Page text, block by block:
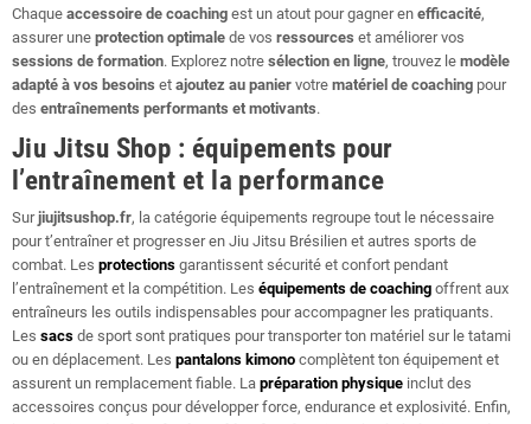
Chaque accessoire de coaching est un atout pour gagner en efficacité,
assurer une protection optimale de vos ressources et améliorer vos
sessions de formation. Explorez notre sélection en ligne, trouvez le modèle
adapté à vos besoins et ajoutez au panier votre matériel de coaching pour
des entraînements performants et motivants.
Jiu Jitsu Shop : équipements pour
l’entraînement et la performance
Surjiujitsushop.fr, la catégorie équipements regroupe tout le nécessaire
pour t’entraîner et progresser en Jiu Jitsu Brésilien et autres sports de
combat. Les protections garantissent sécurité et confort pendant
l’entraînement et la compétition. Les équipements de coaching offrent aux
entraîneurs les outils indispensables pour accompagner les pratiquants.
Les sacs de sport sont pratiques pour transporter ton matériel sur le tatami
ou en déplacement. Les pantalons kimono complètent ton équipement et
assurent un remplacement fiable. La préparation physique inclut des
accessoires conçus pour développer force, endurance et explosivité. Enfin,